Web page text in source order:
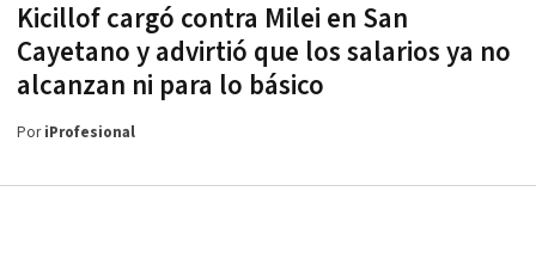
Kicillof cargó contra Milei en San
Cayetano y advirtió que los salarios ya no
alcanzan ni para lo básico
PoriProfesional